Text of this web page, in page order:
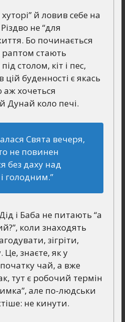
й ловив себе на
не “для
Бо починається
раптом стають
столом, кіт і пес,
цій буденності є якась
аж хочеться
Дунай коло печі.
Свята вечеря,
не повинен
без даху над
голодним.”
і Баба не питають “а
коли знаходять
зігріти,
знаєте, як у
чай, а вже
тут є робочий термін
але по-людськи
не кинути.